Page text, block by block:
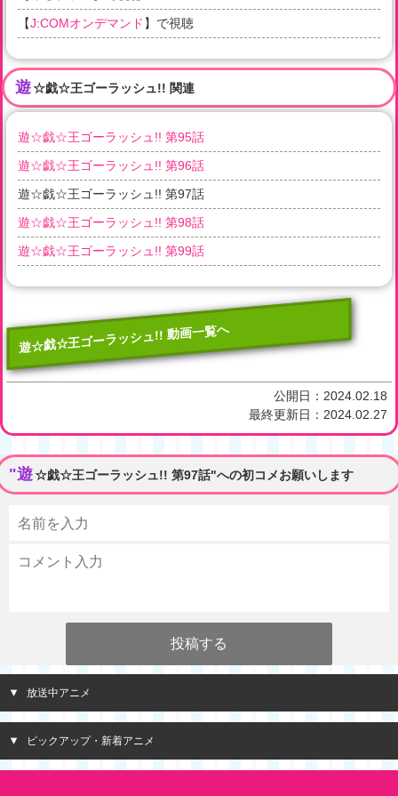
【J:COMオンデマンド 】で視聴
遊☆戯☆王ゴーラッシュ!! 関連
遊☆戯☆王ゴーラッシュ!! 第95話
遊☆戯☆王ゴーラッシュ!! 第96話
遊☆戯☆王ゴーラッシュ!! 第97話
遊☆戯☆王ゴーラッシュ!! 第98話
遊☆戯☆王ゴーラッシュ!! 第99話
遊☆戯☆王ゴーラッシュ!! 動画一覧へ
公開日： 2024.02.18
最終更新日： 2024.02.27
"遊☆戯☆王ゴーラッシュ!! 第97話"への初コメお願いします
放送中アニメ
ピックアップ・新着アニメ